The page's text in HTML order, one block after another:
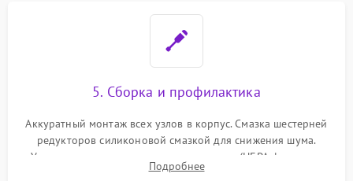
5. Сборка и профилактика
Аккуратный монтаж всех узлов в корпус. Смазка шестерней
редукторов силиконовой смазкой для снижения шума.
Установка новых расходных материалов (HEPA-фильтров,
микрофибры, щеток). Надежная фиксация разъемов и
Подробнее